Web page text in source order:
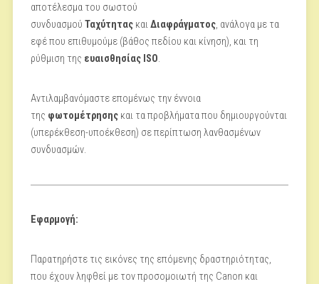
αποτέλεσμα του σωστού
συνδυασμού ΤαχύτηταςκαιΔιαφράγματος, ανάλογα με τα
εφέ που επιθυμούμε (βάθος πεδίου και κίνηση), και τη
ρύθμιση της ευαισθησίας ISO.
Αντιλαμβανόμαστε επομένως την έννοια
της φωτομέτρησηςκαι τα προβλήματα που δημιουργούνται
(υπερέκθεση-υποέκθεση) σε περίπτωση λανθασμένων
συνδυασμών.
Εφαρμογή:
Παρατηρήστε τις εικόνες της επόμενης δραστηριότητας,
που έχουν ληφθεί με τον προσομοιωτή της Canon και